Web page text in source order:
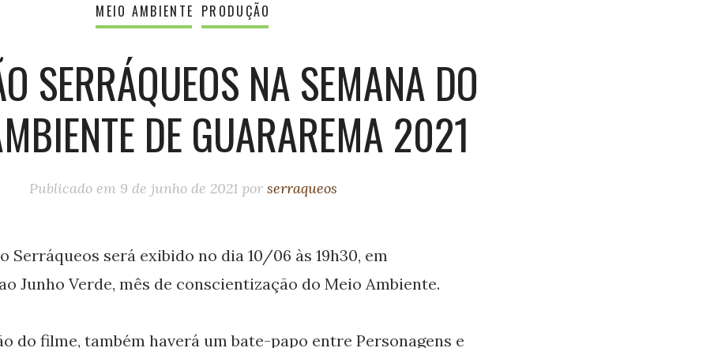
MEIO AMBIENTE PRODUÇÃO
SERRÁQUEOS NA SEMANA DO
DE GUARAREMA 2021
Publicado em 9 de junho de 2021 por serraqueos
Serráqueos será exibido no dia 10/06 às 19h30, em
Junho Verde, mês de conscientização do Meio Ambiente.
do filme, também haverá um bate-papo entre Personagens e